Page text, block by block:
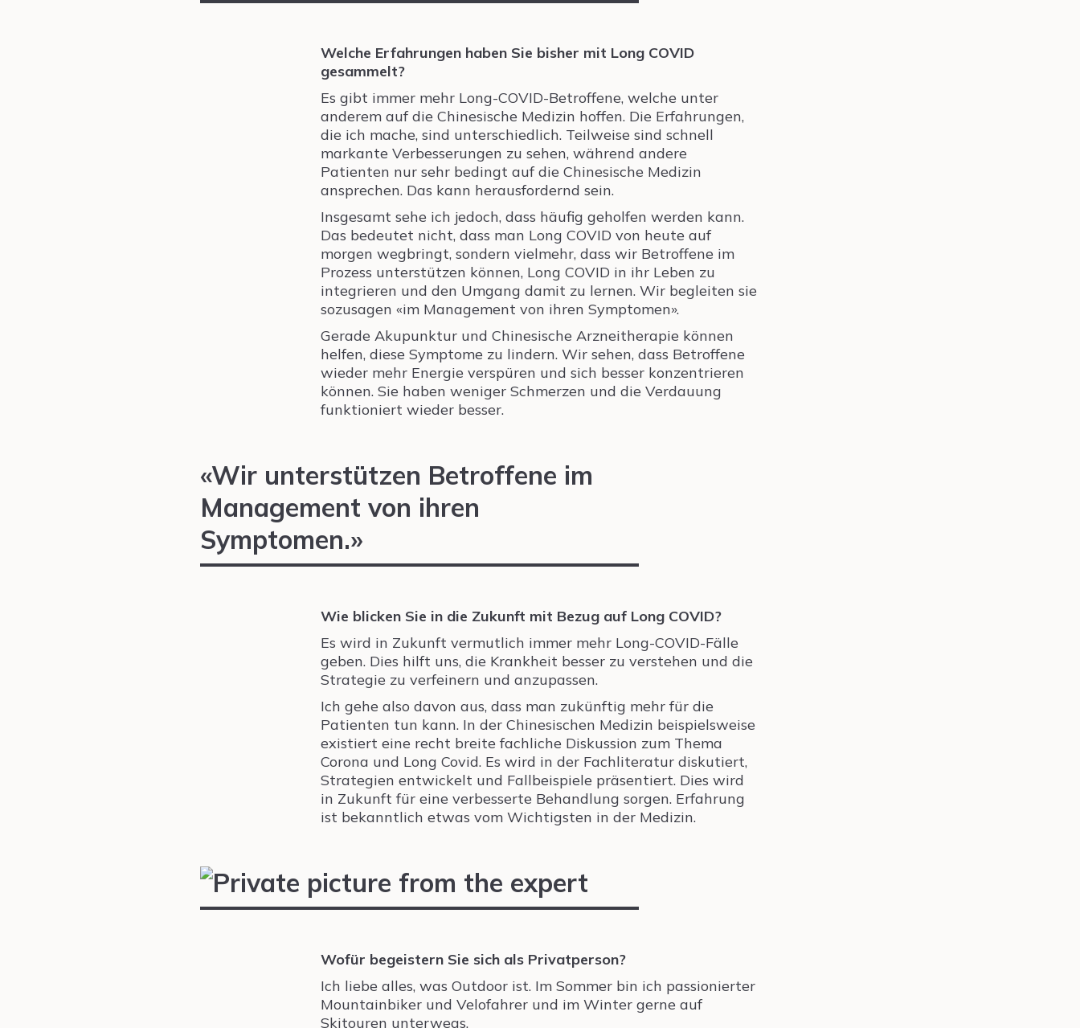
Welche Erfahrungen haben Sie bisher mit Long COVID
gesammelt?
Es gibt immer mehr Long-COVID-Betroffene, welche unter
anderem auf die Chinesische Medizin hoffen. Die Erfahrungen,
die ich mache, sind unterschiedlich. Teilweise sind schnell
markante Verbesserungen zu sehen, während andere
Patienten nur sehr bedingt auf die Chinesische Medizin
ansprechen. Das kann herausfordernd sein.
Insgesamt sehe ich jedoch, dass häufig geholfen werden kann.
Das bedeutet nicht, dass man Long COVID von heute auf
morgen wegbringt, sondern vielmehr, dass wir Betroffene im
Prozess unterstützen können, Long COVID in ihr Leben zu
integrieren und den Umgang damit zu lernen. Wir begleiten sie
sozusagen «im Management von ihren Symptomen».
Gerade Akupunktur und Chinesische Arzneitherapie können
helfen, diese Symptome zu lindern. Wir sehen, dass Betroffene
wieder mehr Energie verspüren und sich besser konzentrieren
können. Sie haben weniger Schmerzen und die Verdauung
funktioniert wieder besser.
«Wir unterstützen Betroffene im
Management von ihren
Symptomen.»
Wie blicken Sie in die Zukunft mit Bezug auf Long COVID?
Es wird in Zukunft vermutlich immer mehr Long-COVID-Fälle
geben. Dies hilft uns, die Krankheit besser zu verstehen und die
Strategie zu verfeinern und anzupassen.
Ich gehe also davon aus, dass man zukünftig mehr für die
Patienten tun kann. In der Chinesischen Medizin beispielsweise
existiert eine recht breite fachliche Diskussion zum Thema
Corona und Long Covid. Es wird in der Fachliteratur diskutiert,
Strategien entwickelt und Fallbeispiele präsentiert. Dies wird
in Zukunft für eine verbesserte Behandlung sorgen. Erfahrung
ist bekanntlich etwas vom Wichtigsten in der Medizin.
Wofür begeistern Sie sich als Privatperson?
Ich liebe alles, was Outdoor ist. Im Sommer bin ich passionierter
Mountainbiker und Velofahrer und im Winter gerne auf
Skitouren unterwegs.